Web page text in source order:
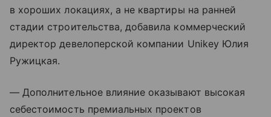
в хороших локациях, а не квартиры на ранней
стадии строительства, добавила коммерческий
директор девелоперской компании Unikey Юлия
Ружицкая.
— Дополнительное влияние оказывают высокая
себестоимость премиальных проектов